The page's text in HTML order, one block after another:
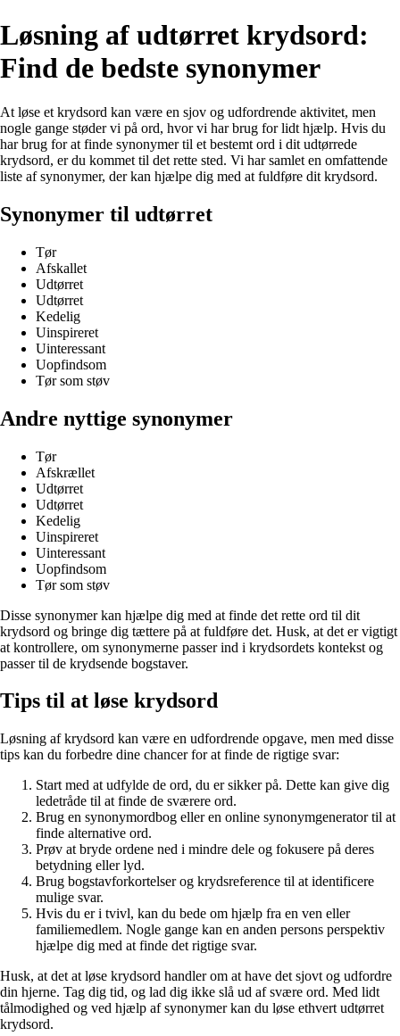
Løsning af udtørret krydsord:
Find de bedste synonymer
At løse et krydsord kan være en sjov og udfordrende aktivitet, men
nogle gange støder vi på ord, hvor vi har brug for lidt hjælp. Hvis du
har brug for at finde synonymer til et bestemt ord i dit udtørrede
krydsord, er du kommet til det rette sted. Vi har samlet en omfattende
liste af synonymer, der kan hjælpe dig med at fuldføre dit krydsord.
Synonymer til udtørret
Tør
Afskallet
Udtørret
Udtørret
Kedelig
Uinspireret
Uinteressant
Uopfindsom
Tør som støv
Andre nyttige synonymer
Tør
Afskrællet
Udtørret
Udtørret
Kedelig
Uinspireret
Uinteressant
Uopfindsom
Tør som støv
Disse synonymer kan hjælpe dig med at finde det rette ord til dit
krydsord og bringe dig tættere på at fuldføre det. Husk, at det er vigtigt
at kontrollere, om synonymerne passer ind i krydsordets kontekst og
passer til de krydsende bogstaver.
Tips til at løse krydsord
Løsning af krydsord kan være en udfordrende opgave, men med disse
tips kan du forbedre dine chancer for at finde de rigtige svar:
Start med at udfylde de ord, du er sikker på. Dette kan give dig
ledetråde til at finde de sværere ord.
Brug en synonymordbog eller en online synonymgenerator til at
finde alternative ord.
Prøv at bryde ordene ned i mindre dele og fokusere på deres
betydning eller lyd.
Brug bogstavforkortelser og krydsreference til at identificere
mulige svar.
Hvis du er i tvivl, kan du bede om hjælp fra en ven eller
familiemedlem. Nogle gange kan en anden persons perspektiv
hjælpe dig med at finde det rigtige svar.
Husk, at det at løse krydsord handler om at have det sjovt og udfordre
din hjerne. Tag dig tid, og lad dig ikke slå ud af svære ord. Med lidt
tålmodighed og ved hjælp af synonymer kan du løse ethvert udtørret
krydsord.